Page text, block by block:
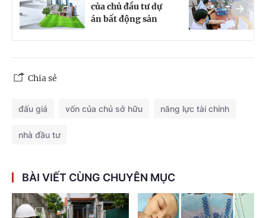
của chủ đầu tư dự
án bất động sản
Chia sẻ
đấu giá vốn của chủ sở hữu năng lực tài chính
nhà đầu tư
BÀI VIẾT CÙNG CHUYÊN MỤC